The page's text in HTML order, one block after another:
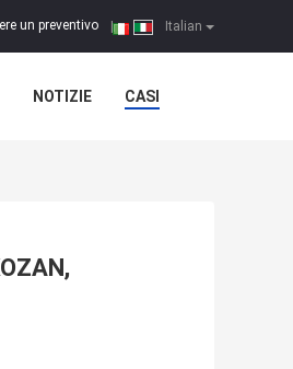
Italian
un preventivo |
NOTIZIE CASI